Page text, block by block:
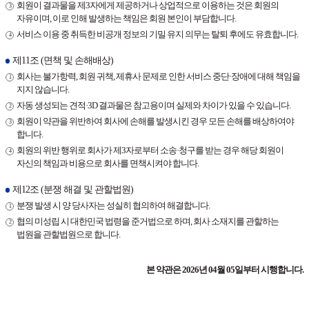
회원이 결과물을 제3자에게 제공하거나 상업적으로 이용하는 것은 회원의
자유이며, 이로 인해 발생하는 책임은 회원 본인이 부담합니다.
서비스 이용 중 취득한 비공개 정보의 기밀 유지 의무는 탈퇴 후에도 유효합니다.
제11조 (면책 및 손해배상)
회사는 불가항력, 회원 귀책, 제휴사 문제로 인한 서비스 중단·장애에 대해 책임을
지지 않습니다.
자동 생성되는 견적·3D 결과물은 참고용이며 실제와 차이가 있을 수 있습니다.
회원이 약관을 위반하여 회사에 손해를 발생시킨 경우 모든 손해를 배상하여야
합니다.
회원의 위반 행위로 회사가 제3자로부터 소송·청구를 받는 경우 해당 회원이
자신의 책임과 비용으로 회사를 면책시켜야 합니다.
제12조 (분쟁 해결 및 관할법원)
분쟁 발생 시 양 당사자는 성실히 협의하여 해결합니다.
협의 미성립 시 대한민국 법령을 준거법으로 하며, 회사 소재지를 관할하는
법원을 관할법원으로 합니다.
본 약관은 2026년 04월 05일부터 시행합니다.